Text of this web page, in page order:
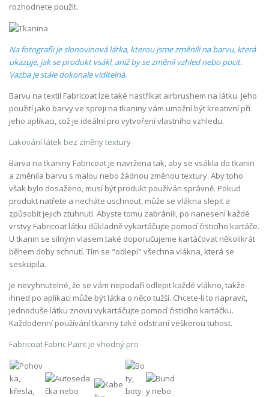
rozhodnete použít.
Na fotografii je slonovinová látka, kterou jsme změnili na barvu, která
ukazuje, jak se produkt vsákl, aniž by se změnil vzhled nebo pocit.
Vazba je stále dokonale viditelná.
Barvu na textil Fabricoat lze také nastříkat airbrushem na látku. Jeho
použití jako barvy ve spreji na tkaniny vám umožní být kreativní při
jeho aplikaci, což je ideální pro vytvoření vlastního vzhledu.
Lakování látek bez změny textury
Barva na tkaniny Fabricoat je navržena tak, aby se vsákla do tkanin
a změnila barvu s malou nebo žádnou změnou textury. Aby toho
však bylo dosaženo, musí být produkt používán správně. Pokud
produkt natřete a necháte uschnout, může se vlákna slepit a
způsobit jejich ztuhnutí. Abyste tomu zabránili, po nanesení každé
vrstvy Fabricoat látku důkladně vykartáčujte pomocí čisticího kartáče.
U tkanin se silným vlasem také doporučujeme kartáčovat několikrát
během doby schnutí. Tím se "odlepí" všechna vlákna, která se
seskupila.
Je nevyhnutelné, že se vám nepodaří odlepit každé vlákno, takže
ihned po aplikaci může být látka o něco tužší. Chcete-li to napravit,
jednoduše látku znovu vykartáčujte pomocí čisticího kartáčku.
Každodenní používání tkaniny také odstraní veškerou tuhost.
Fabricoat Fabric Paint je vhodný pro